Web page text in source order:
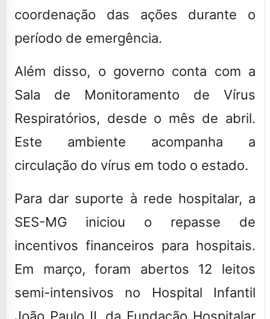
coordenação das ações durante o
período de emergência.
Além disso, o governo conta com a
Sala de Monitoramento de Vírus
Respiratórios, desde o mês de abril.
Este ambiente acompanha a
circulação do vírus em todo o estado.
Para dar suporte à rede hospitalar, a
SES-MG iniciou o repasse de
incentivos financeiros para hospitais.
Em março, foram abertos 12 leitos
semi-intensivos no Hospital Infantil